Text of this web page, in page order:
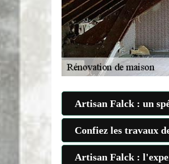
Artisan Falck : un
Confiez les travaux
Artisan Falck :